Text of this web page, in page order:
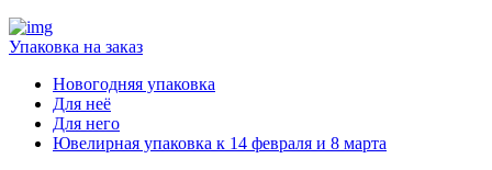
Упаковка на заказ
Новогодняя упаковка
Для неё
Для него
Ювелирная упаковка к 14 февраля и 8 марта